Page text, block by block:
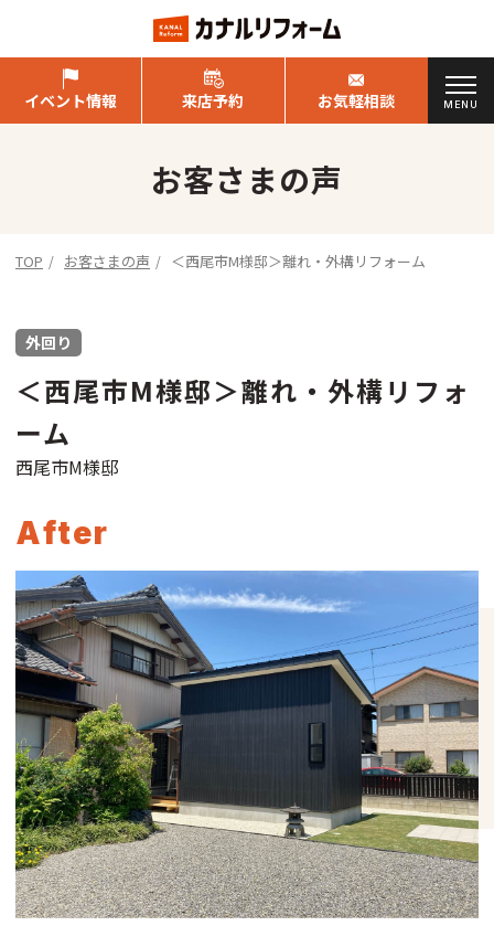
イベント情報 来店予約 お気軽相談 MENU
お客さまの声
TOP お客さまの声 ＜西尾市M様邸＞離れ・外構リフォーム
外回り
＜西尾市M様邸＞離れ・外構リフォ
ーム
西尾市M様邸
After